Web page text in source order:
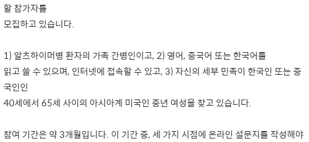
할 참가자를
모집하고 있습니다.
1) 알츠하이머병 환자의 가족 간병인이고, 2) 영어, 중국어 또는 한국어를
읽고 쓸 수 있으며, 인터넷에 접속할 수 있고, 3) 자신의 세부 민족이 한국인 또는 중
국인인
40세에서 65세 사이의 아시아계 미국인 중년 여성을 찾고 있습니다.
참여 기간은 약 3개월입니다. 이 기간 중, 세 가지 시점에 온라인 설문지를 작성해야